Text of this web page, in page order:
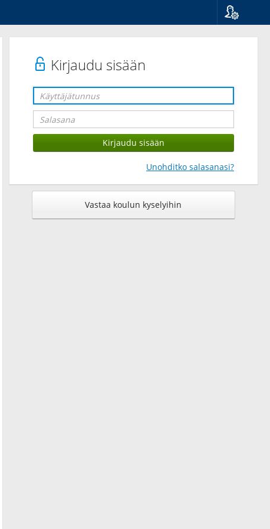
Kirjaudu sisään
Unohditko salasanasi?
Vastaa koulun kyselyihin